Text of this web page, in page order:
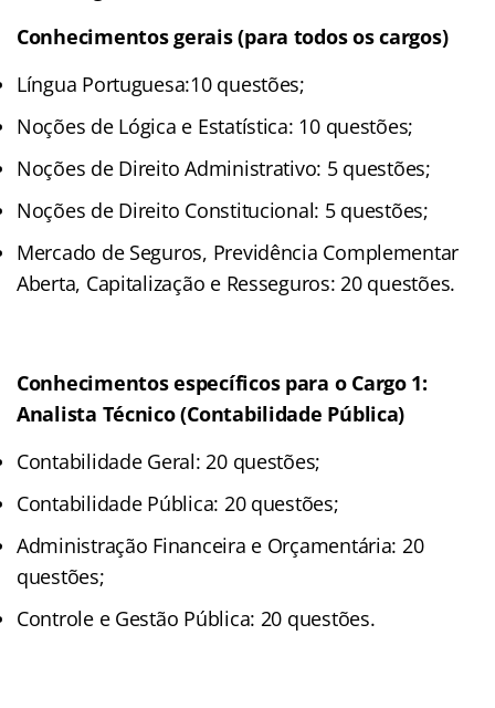
Conhecimentos gerais (para todos os cargos)
Língua Portuguesa:10 questões;
Noções de Lógica e Estatística: 10 questões;
Noções de Direito Administrativo: 5 questões;
Noções de Direito Constitucional: 5 questões;
Mercado de Seguros, Previdência Complementar
Aberta, Capitalização e Resseguros: 20 questões.
Conhecimentos específicos para o Cargo 1:
Analista Técnico (Contabilidade Pública)
Contabilidade Geral: 20 questões;
Contabilidade Pública: 20 questões;
Administração Financeira e Orçamentária: 20
questões;
Controle e Gestão Pública: 20 questões.